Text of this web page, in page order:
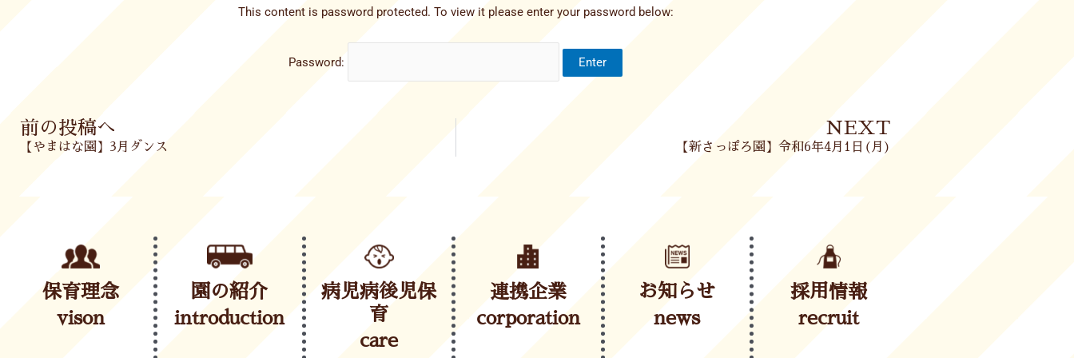
This content is password protected. To view it please enter your password below:
Password:
Prev
前の投稿へ
【やまはな園】3月ダンス
NEXT
【新さっぽろ園】令和6年4月1日(月)
保育理念
vison
園の紹介
introduction
病児病後児保
育
care
連携企業
corporation
お知らせ
news
採用情報
recruit